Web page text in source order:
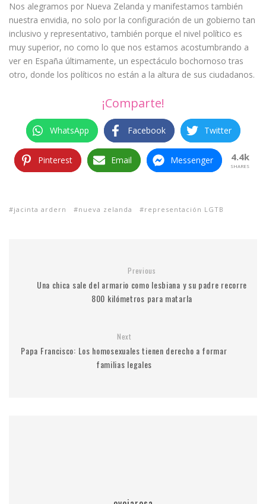
Nos alegramos por Nueva Zelanda y manifestamos también
nuestra envidia, no solo por la configuración de un gobierno tan
inclusivo y representativo, también porque el nivel político es
muy superior, no como lo que nos estamos acostumbrando a
ver en España últimamente, un espectáculo bochornoso tras
otro, donde los políticos no están a la altura de sus ciudadanos.
¡Comparte!
WhatsApp Facebook Twitter
Pinterest Email Messenger 4.4k
SHARES
jacinta ardern nueva zelanda representación LGTB
Previous
Una chica sale del armario como lesbiana y su padre recorre
800 kilómetros para matarla
Next
Papa Francisco: Los homosexuales tienen derecho a formar
familias legales